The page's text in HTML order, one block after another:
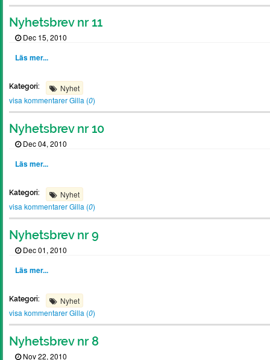
Nyhetsbrev nr 11
Dec 15, 2010
Läs mer...
Kategori:
Nyhet
visa kommentarerGilla (0)
Nyhetsbrev nr 10
Dec 04, 2010
Läs mer...
Kategori:
Nyhet
visa kommentarerGilla (0)
Nyhetsbrev nr 9
Dec 01, 2010
Läs mer...
Kategori:
Nyhet
visa kommentarerGilla (0)
Nyhetsbrev nr 8
Nov 22, 2010